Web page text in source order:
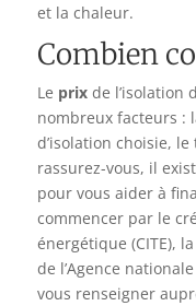
et la chaleur.
Combien
Le prixde l’isolation
nombreux facteurs :
d’isolation choisie,
rassurez-vous, il
pour vous aider à
commencer par le
énergétique (CITE),
de l’Agence
vous renseigner